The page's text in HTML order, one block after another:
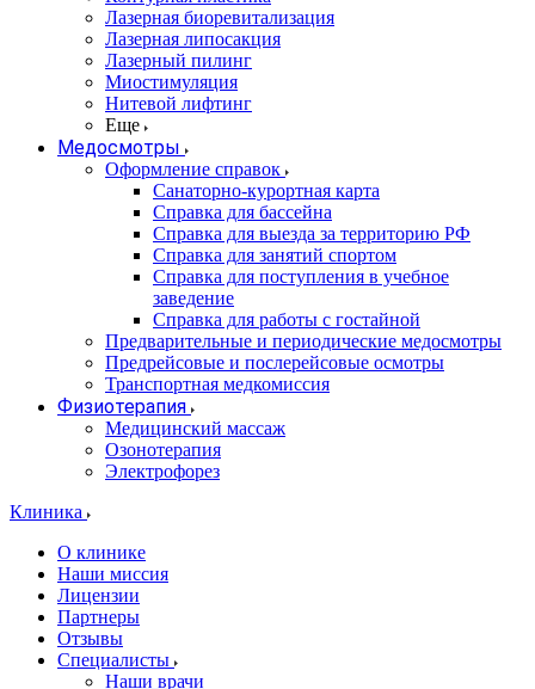
Лазерная биоревитализация
Лазерная липосакция
Лазерный пилинг
Миостимуляция
Нитевой лифтинг
Еще
Медосмотры
Оформление справок
Санаторно-курортная карта
Справка для бассейна
Справка для выезда за территорию РФ
Справка для занятий спортом
Справка для поступления в учебное
заведение
Справка для работы с гостайной
Предварительные и периодические медосмотры
Предрейсовые и послерейсовые осмотры
Транспортная медкомиссия
Физиотерапия
Медицинский массаж
Озонотерапия
Электрофорез
Клиника
О клинике
Наши миссия
Лицензии
Партнеры
Отзывы
Специалисты
Наши врачи